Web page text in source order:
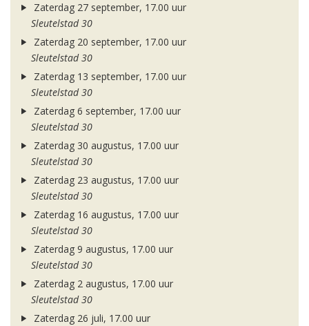
Zaterdag 27 september, 17.00 uur
Sleutelstad 30
Zaterdag 20 september, 17.00 uur
Sleutelstad 30
Zaterdag 13 september, 17.00 uur
Sleutelstad 30
Zaterdag 6 september, 17.00 uur
Sleutelstad 30
Zaterdag 30 augustus, 17.00 uur
Sleutelstad 30
Zaterdag 23 augustus, 17.00 uur
Sleutelstad 30
Zaterdag 16 augustus, 17.00 uur
Sleutelstad 30
Zaterdag 9 augustus, 17.00 uur
Sleutelstad 30
Zaterdag 2 augustus, 17.00 uur
Sleutelstad 30
Zaterdag 26 juli, 17.00 uur